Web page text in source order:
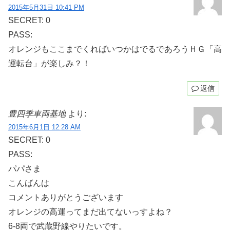
2015年5月31日 10:41 PM
SECRET: 0
PASS:
オレンジもここまでくればいつかはでるであろうＨＧ「高
運転台」が楽しみ？！
返信
豊四季車両基地 より:
2015年6月1日 12:28 AM
SECRET: 0
PASS:
パパさま
こんばんは
コメントありがとうございます
オレンジの高運ってまだ出てないっすよね？
6-8両で武蔵野線やりたいです。